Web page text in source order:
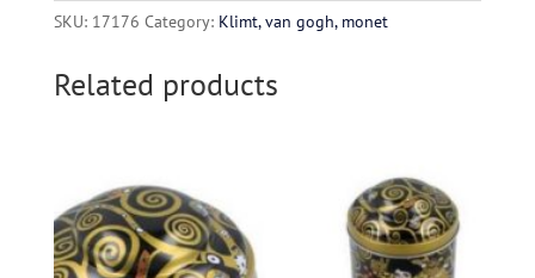
SKU: 17176 Category: Klimt, van gogh, monet
Related products